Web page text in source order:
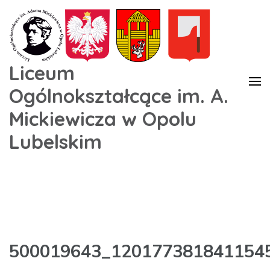
Liceum
Ogólnokształcące im. A.
Mickiewicza w Opolu
Lubelskim